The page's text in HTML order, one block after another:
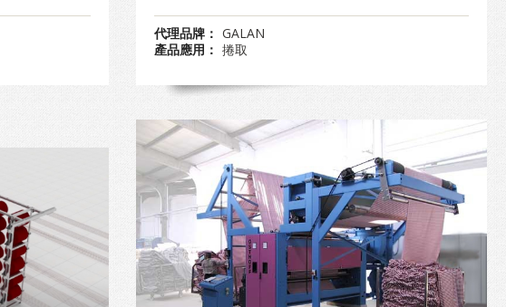
代理品牌： GALAN
產品應用： 捲取